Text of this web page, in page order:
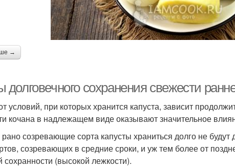
→
долговечного сохранения свежести
условий, при которых хранится капуста, зависит
кочана в надлежащем виде оказывают значительное
созревающие сорта капусты храниться долго не
созревающих в средние сроки, и уж тем более от
сохранности (высокой лежкости).